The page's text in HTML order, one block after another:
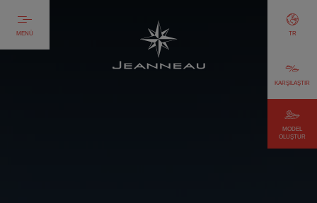
MENÜ
MODEL
OLUŞTUR
KARŞILAŞTIR
TR